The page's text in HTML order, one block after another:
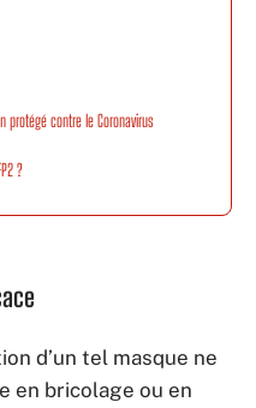
protégé contre le Coronavirus
?
d’un tel masque ne
en bricolage ou en